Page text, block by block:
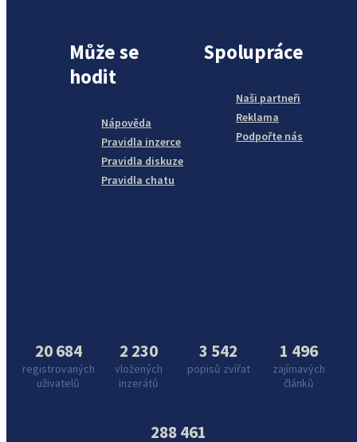
Může se
hodit
Nápověda
Pravidla inzerce
Pravidla diskuze
Pravidla chatu
Spolupráce
Naši partneři
Reklama
Podpořte nás
20 684
registrovaných
uživatelů
2 230
vložených
inzerátů
3 542
popisů zvířat
1 496
zajímavých
článků
288 461